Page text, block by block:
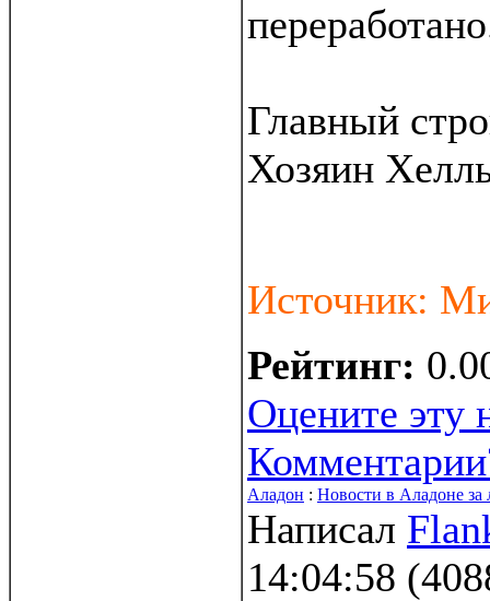
Главный
Хозяин
Источник:
Рейтинг:
Оцените эту
Аладон : Новости в Аладоне за
Написал
14:04:58 (